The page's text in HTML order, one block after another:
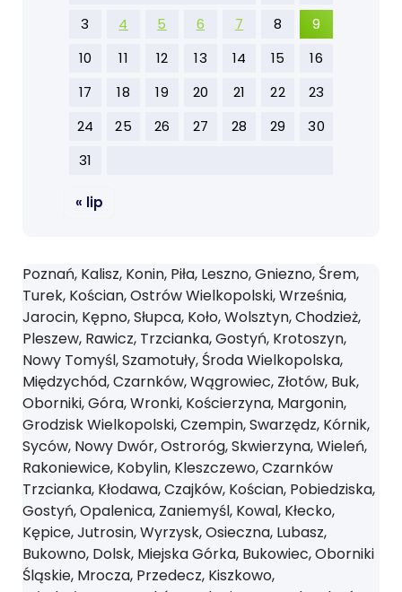
3
4 5 6 7 8
9
10
11 12 13 14 15
16
17
18 19 20 21 22
23
24
25 26 27 28 29
30
31
« lip
Poznań, Kalisz, Konin, Piła, Leszno, Gniezno, Śrem,
Turek, Kościan, Ostrów Wielkopolski, Września,
Jarocin, Kępno, Słupca, Koło, Wolsztyn, Chodzież,
Pleszew, Rawicz, Trzcianka, Gostyń, Krotoszyn,
Nowy Tomyśl, Szamotuły, Środa Wielkopolska,
Międzychód, Czarnków, Wągrowiec, Złotów, Buk,
Oborniki, Góra, Wronki, Kościerzyna, Margonin,
Grodzisk Wielkopolski, Czempin, Swarzędz, Kórnik,
Syców, Nowy Dwór, Ostroróg, Skwierzyna, Wieleń,
Rakoniewice, Kobylin, Kleszczewo, Czarnków
Trzcianka, Kłodawa, Czajków, Kościan, Pobiedziska,
Gostyń, Opalenica, Zaniemyśl, Kowal, Kłecko,
Kępice, Jutrosin, Wyrzysk, Osieczna, Lubasz,
Bukowno, Dolsk, Miejska Górka, Bukowiec, Oborniki
Śląskie, Mrocza, Przedecz, Kiszkowo,